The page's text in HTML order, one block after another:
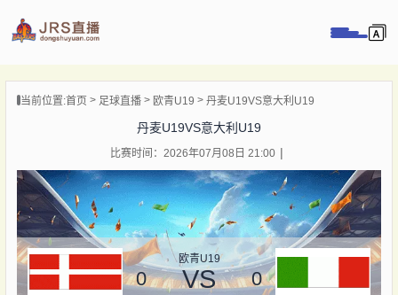
播
闻
当前位置:首页 足球直播 欧青U19 丹麦U19VS意大利U19
丹麦U19VS意大利U19
比赛时间：2026年07月08日 21:00
欧青U19
0 VS 0